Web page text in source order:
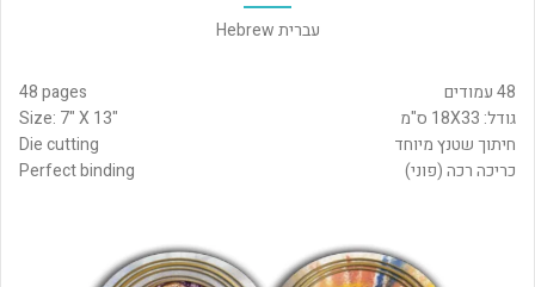
עברית Hebrew
48 pages
Size: 7" X 13"
Die cutting
Perfect binding
48 עמודים
גודל: 18X33 ס"מ
חיתוך שטנץ מיוחד
כריכה רכה (פוני)